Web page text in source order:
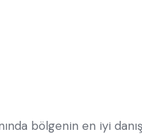
bölgenin en iyi